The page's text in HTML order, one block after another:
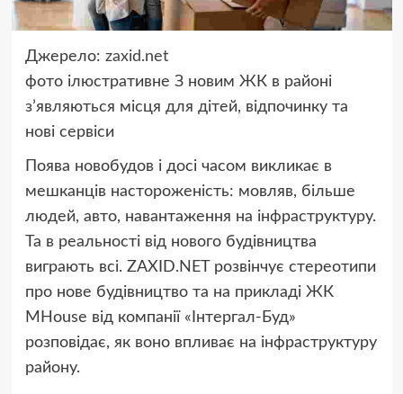
Джерело: zaxid.net
фото ілюстративне З новим ЖК в районі
з’являються місця для дітей, відпочинку та
нові сервіси
Поява новобудов і досі часом викликає в
мешканців настороженість: мовляв, більше
людей, авто, навантаження на інфраструктуру.
Та в реальності від нового будівництва
виграють всі. ZAXID.NET розвінчує стереотипи
про нове будівництво та на прикладі ЖК
MHouse від компанії «Інтергал-Буд»
розповідає, як воно впливає на інфраструктуру
району.